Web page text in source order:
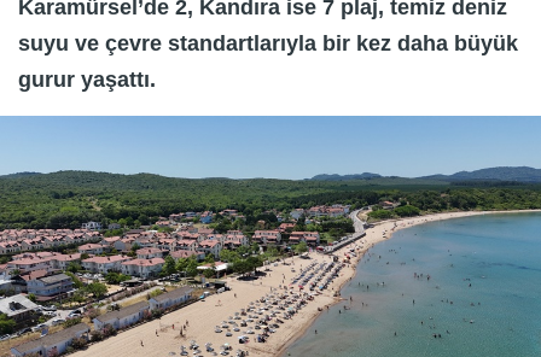
Karamürsel’de 2, Kandıra ise 7 plaj, temiz deniz
suyu ve çevre standartlarıyla bir kez daha büyük
gurur yaşattı.